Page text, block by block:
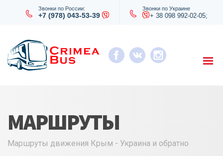
Звонки по России:
+7 (978) 043-53-39
Звонки по Украине
+ 38 098 992-02-05;
МАРШРУТЫ
Маршруты движения Крым - Украина и обратно